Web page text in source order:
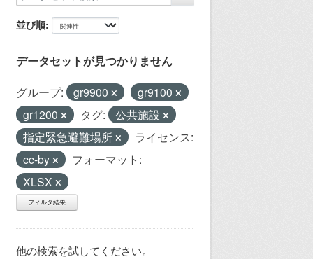
並び順
データセットが見つかりません
グループ: gr9900
gr9100
gr1200
タグ:
公共施設
指定緊急避難場所
ライセンス:
cc-by
フォーマット:
XLSX
フィルタ結果
他の検索を試してください。